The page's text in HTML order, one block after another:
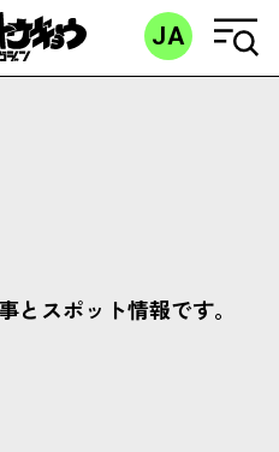
JA
とスポット情報です。